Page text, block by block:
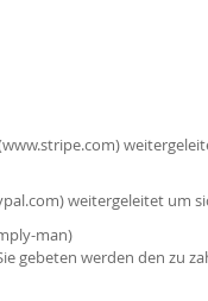
weitergeleitet
man)
gebeten werden den zu